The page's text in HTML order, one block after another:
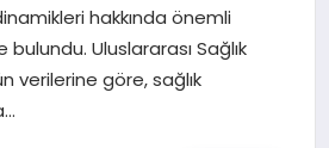
hakkında önemli
Uluslararası Sağlık
verilerine göre, sağlık